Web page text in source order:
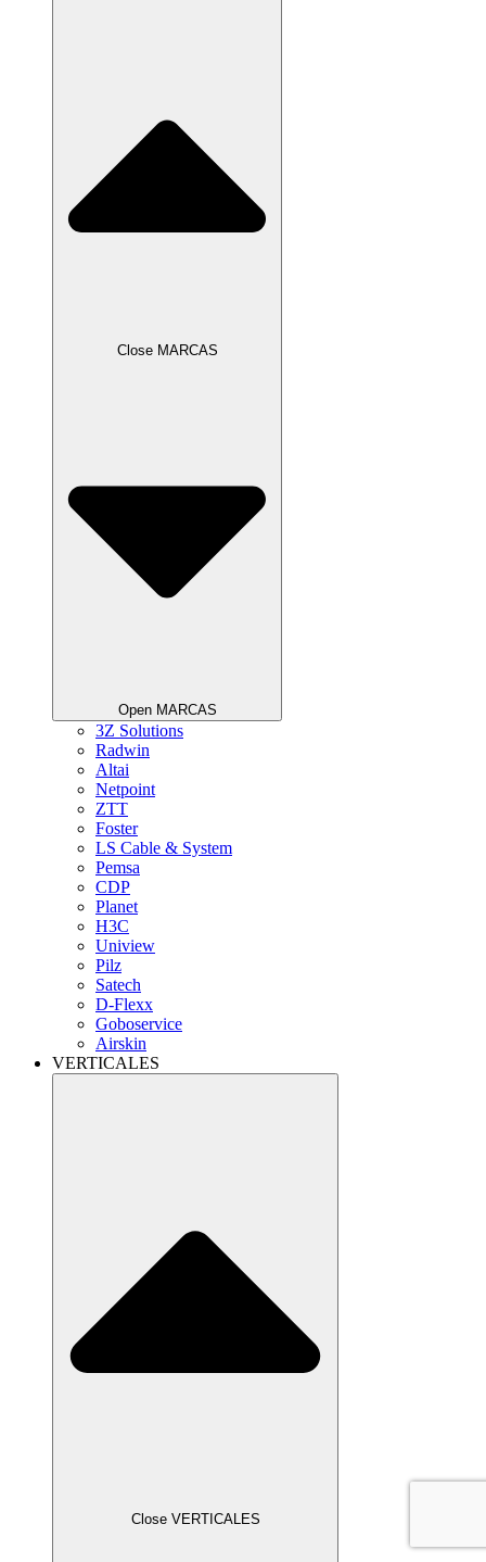
Close MARCAS
Open MARCAS
3Z Solutions
Radwin
Altai
Netpoint
ZTT
Foster
LS Cable & System
Pemsa
CDP
Planet
H3C
Uniview
Pilz
Satech
D-Flexx
Goboservice
Airskin
VERTICALES
Close VERTICALES